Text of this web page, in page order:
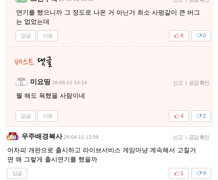
연기를 했으니까 그 정도로 나온 거 아닌가 최소 사펑같이 큰 버그
는 없었는데
답글 이동 0
8
미요띵 26-06-11 14:14 신고 | 공감 확인
뭘 해도 욕했을 사람이네
답글 이동 2
4
우주배경복사 26-06-11 12:59 신고 | 공감 확인
어차피 개판으로 출시하고 라이브서비스 게임마냥 계속해서 고칠거
면 왜 그렇게 출시연기를 했을까
답글 9
1